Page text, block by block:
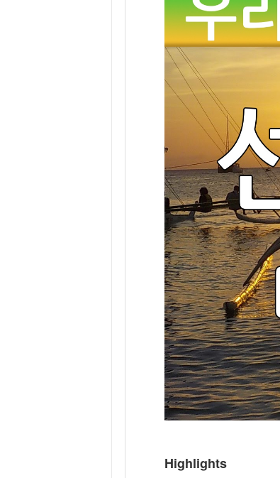
Highlights